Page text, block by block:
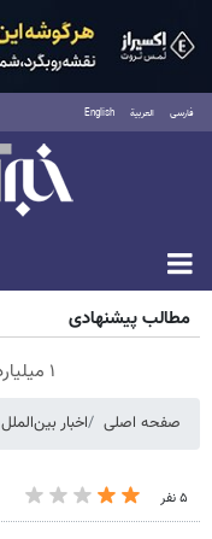
فارسی العربية English
شنبه ۱۷ مرداد ۱۴۰۵
مطالب پیشنهادی
۱ میلیارد اعتبار خرید طلا | بدون ضامن و چک
صفحه اصلی اخبار بین‌الملل
۵ نفر